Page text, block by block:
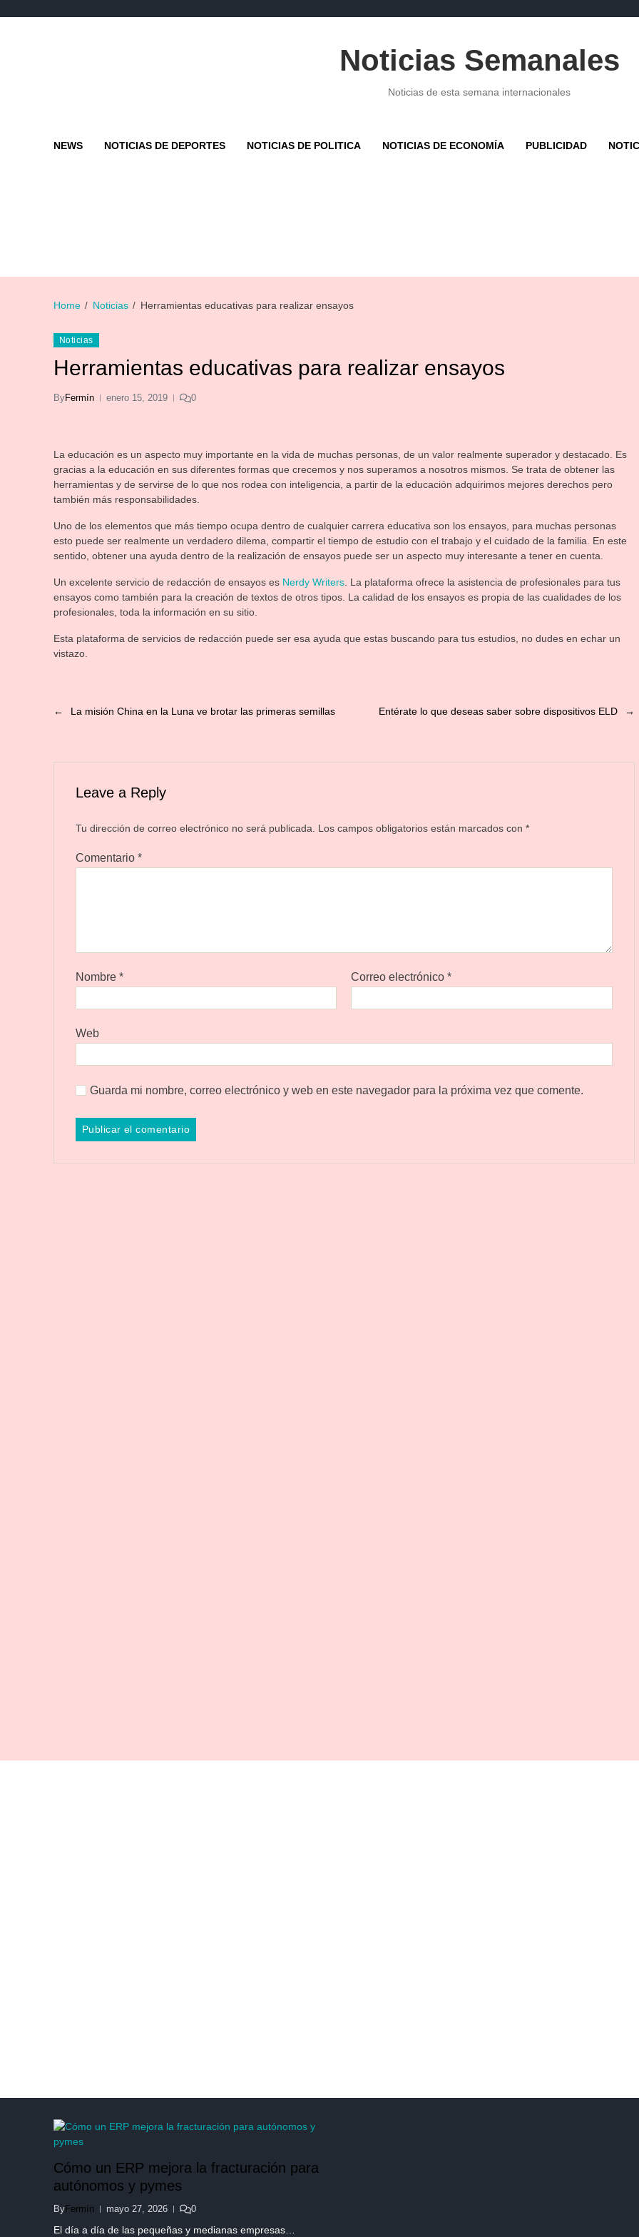
Noticias Semanales
Noticias de esta semana internacionales
NEWS NOTICIAS DE DEPORTES NOTICIAS DE POLITICA NOTICIAS DE ECONOMÍA PUBLICIDAD
Home Noticias Herramientas educativas para realizar ensayos
Noticias
Herramientas educativas para realizar ensayos
ByFermín enero 15, 2019 0
La educación es un aspecto muy importante en la vida de muchas personas, de un valor realmente superador y destacado. Es
gracias a la educación en sus diferentes formas que crecemos y nos superamos a nosotros mismos. Se trata de obtener las
herramientas y de servirse de lo que nos rodea con inteligencia, a partir de la educación adquirimos mejores derechos pero
también más responsabilidades.
Uno de los elementos que más tiempo ocupa dentro de cualquier carrera educativa son los ensayos, para muchas personas
esto puede ser realmente un verdadero dilema, compartir el tiempo de estudio con el trabajo y el cuidado de la familia. En este
sentido, obtener una ayuda dentro de la realización de ensayos puede ser un aspecto muy interesante a tener en cuenta.
Un excelente servicio de redacción de ensayos es Nerdy Writers . La plataforma ofrece la asistencia de profesionales para tus
ensayos como también para la creación de textos de otros tipos. La calidad de los ensayos es propia de las cualidades de los
profesionales, toda la información en su sitio.
Esta plataforma de servicios de redacción puede ser esa ayuda que estas buscando para tus estudios, no dudes en echar un
vistazo.
← La misión China en la Luna ve brotar las primeras semillas →
Entérate lo que deseas saber sobre dispositivos ELD
Leave a Reply
Tu dirección de correo electrónico no será publicada. Los campos obligatorios están marcados con *
Comentario *
Nombre * Correo electrónico*
Web
Guarda mi nombre, correo electrónico y web en este navegador para la próxima vez que comente.
Cómo un ERP mejora la fracturación para
autónomos y pymes
ByFermín mayo 27, 2026 0
El día a día de las pequeñas y medianas empresas…